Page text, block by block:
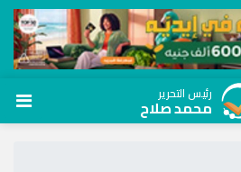
رئيس التحرير
محمد صلاح